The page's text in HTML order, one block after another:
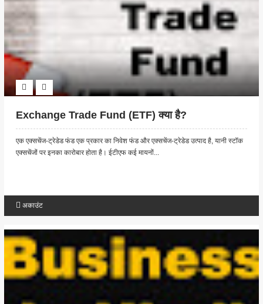
Exchange Trade Fund (ETF) क्या है?
एक एक्सचेंज-ट्रेडेड फंड एक प्रकार का निवेश फंड और एक्सचेंज-ट्रेडेड उत्पाद है, यानी स्टॉक
एक्सचेंजों पर इनका कारोबार होता है। ईटीएफ कई मायनों...
अकाउंट